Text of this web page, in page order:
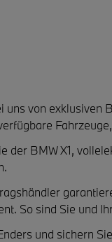
uns von exklusiven
der BMW X1,
So sind Sie und
und sichern